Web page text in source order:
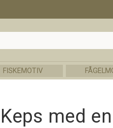
FISKEMOTIV
Keps med